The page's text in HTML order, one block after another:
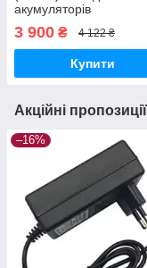
акумуляторів
3 900 ₴ 4 122 ₴
Купити
Акційні
–16%